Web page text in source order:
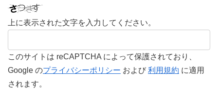
上に表示された文字を入力してください。
このサイトは reCAPTCHA によって保護されており、
Google のプライバシーポリシー および 利用規約 に適用
されます。